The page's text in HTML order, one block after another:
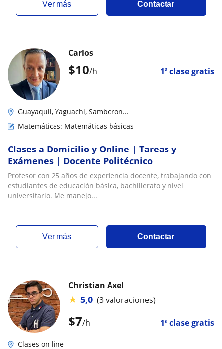
ver más Contactar
$10/h 1ª clase gratis
Carlos
Guayaquil, Yaguachi, Samboron...
Matemáticas: Matemáticas básicas
Clases a Domicilio y Online | Tareas y
Exámenes | Docente Politécnico
Profesor con 25 años de experiencia docente, trabajando con
estudiantes de educación básica, bachillerato y nivel
universitario. Me manejo...
ver más Contactar
$7/h 1ª clase gratis
Christian Axel
★ 5,0 (3 valoraciones)
Clases on line